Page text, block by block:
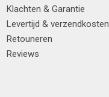
Klachten & Garantie
Levertijd & verzendkosten
Retouneren
Reviews